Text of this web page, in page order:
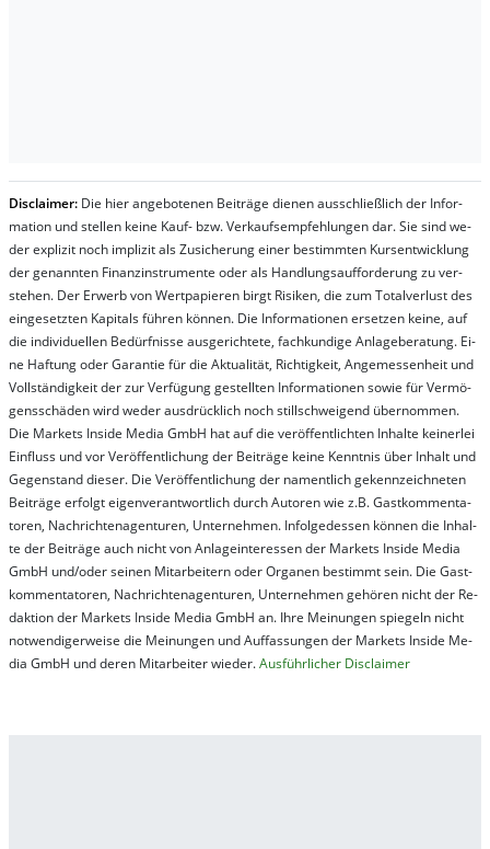
Dis­clai­mer: Die hier an­ge­bo­te­nen Bei­trä­ge die­nen aus­schließ­lich der In­for­
ma­t­ion und stel­len kei­ne Kauf- bzw. Ver­kaufs­em­pfeh­lung­en dar. Sie sind we­
der ex­pli­zit noch im­pli­zit als Zu­sich­er­ung ei­ner be­stim­mt­en Kurs­ent­wick­lung
der ge­nan­nt­en Fi­nanz­in­stru­men­te oder als Handl­ungs­auf­for­der­ung zu ver­
steh­en. Der Er­werb von Wert­pa­pier­en birgt Ri­si­ken, die zum To­tal­ver­lust des
ein­ge­setz­ten Ka­pi­tals füh­ren kön­nen. Die In­for­ma­tion­en er­setz­en kei­ne, auf
die in­di­vi­du­el­len Be­dür­fnis­se aus­ge­rich­te­te, fach­kun­di­ge An­la­ge­be­ra­tung. Ei­
ne Haf­tung oder Ga­ran­tie für die Ak­tu­ali­tät, Rich­tig­keit, An­ge­mes­sen­heit und
Vol­lständ­ig­keit der zur Ver­fü­gung ge­stel­lt­en In­for­ma­tion­en so­wie für Ver­mö­
gens­schä­den wird we­der aus­drück­lich noch stil­lschwei­gend über­nom­men.
Die Mar­kets In­side Me­dia GmbH hat auf die ver­öf­fent­lich­ten In­hal­te kei­ner­lei
Ein­fluss und vor Ver­öf­fent­lich­ung der Bei­trä­ge kei­ne Ken­nt­nis über In­halt und
Ge­gen­stand die­ser. Die Ver­öf­fent­lich­ung der na­ment­lich ge­kenn­zeich­net­en
Bei­trä­ge er­folgt ei­gen­ver­ant­wort­lich durch Au­tor­en wie z.B. Gast­kom­men­ta­
tor­en, Nach­richt­en­ag­en­tur­en, Un­ter­neh­men. In­fol­ge­des­sen kön­nen die In­hal­
te der Bei­trä­ge auch nicht von An­la­ge­in­te­res­sen der Mar­kets In­side Me­dia
GmbH und/oder sei­nen Mit­ar­bei­tern oder Or­ga­nen be­stim­mt sein. Die Gast­
kom­men­ta­tor­en, Nach­rich­ten­ag­en­tur­en, Un­ter­neh­men ge­hör­en nicht der Re­
dak­tion der Mar­kets In­side Me­dia GmbH an. Ihre Mei­nung­en spie­geln nicht
not­wen­di­ger­wei­se die Mei­nung­en und Auf­fas­sung­en der Mar­kets In­side Me­
dia GmbH und de­ren Mit­ar­bei­ter wie­der.Aus­führ­lich­er Dis­clai­mer